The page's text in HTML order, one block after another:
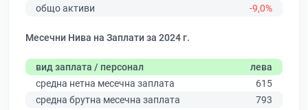
общо активи
-9,0%
Месечни Нива на Заплати за 2024 г.
вид заплата / персонал
лева
средна нетна месечна заплата
615
средна брутна месечна заплата
793